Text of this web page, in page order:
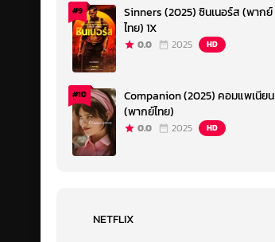
#9
Sinners (2025) ซินเนอร์ส (พากย์
ไทย) 1X
0.0 2025 HD
#10
Companion (2025) คอมแพเนียน
(พากย์ไทย)
0.0 2025 HD
NETFLIX